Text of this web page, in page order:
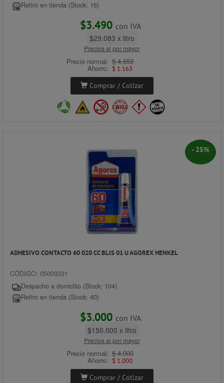
Retiro en tienda (Stock: 16)
$3.490 con IVA
$29.083 x litro
Precios al por mayor
Precio normal: $ 4.653
Ahorro: $ 1.163
Comprar / Cotizar
- 25%
ADHESIVO CONTACTO 60 020 CC BLIS 01 U AGOREX HENKEL
CÓDIGO: 05009331
Despacho a domicilio (Stock: 104)
Retiro en tienda (Stock: 40)
$3.000 con IVA
$150.000 x litro
Precios al por mayor
Precio normal: $ 4.000
Ahorro: $ 1.000
Comprar / Cotizar